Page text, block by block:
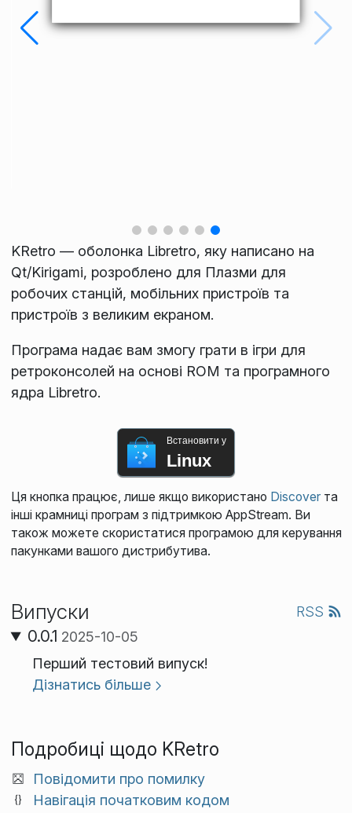
KRetro — оболонка Libretro, яку написано на
Qt/Kirigami, розроблено для Плазми для
робочих станцій, мобільних пристроїв та
пристроїв з великим екраном.
Програма надає вам змогу грати в ігри для
ретроконсолей на основі ROM та програмного
ядра Libretro.
Встановити у
Linux
Ця кнопка працює, лише якщо використано Discoverта
інші крамниці програм з підтримкою AppStream. Ви
також можете скористатися програмою для керування
пакунками вашого дистрибутива.
Випуски RSS
0.0.1 2025-10-05
Перший тестовий випуск!
Дізнатись більше
Подробиці щодо KRetro
Повідомити про помилку
Навігація початковим кодом